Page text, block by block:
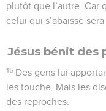
plutôt que l’autre. Car
celui qui s’abaisse sera
Jésus bénit des
15 Des gens lui
les touche. Mais les
des reproches.